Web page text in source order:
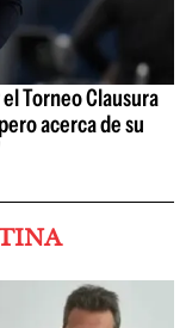
Torneo Clausura
acerca de su